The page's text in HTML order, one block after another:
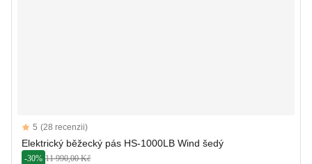
Reviews
5 out of 5 stars
5 (28 recenzii)
Elektrický běžecký pás HS-1000LB Wind šedý
-30% 11 990,00 Kč